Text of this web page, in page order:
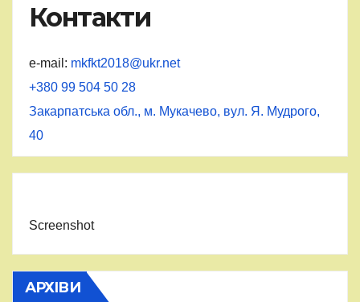
Контакти
e-mail: mkfkt2018@ukr.net
+380 99 504 50 28
Закарпатська обл., м. Мукачево, вул. Я. Мудрого,
40
Screenshot
АРХІВИ